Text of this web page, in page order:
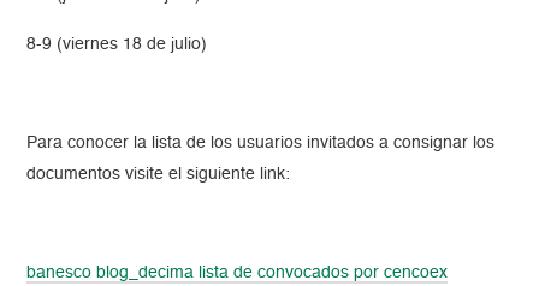
8-9 (viernes 18 de julio)
Para conocer la lista de los usuarios invitados a consignar los
documentos visite el siguiente link:
banesco blog_decima lista de convocados por cencoex